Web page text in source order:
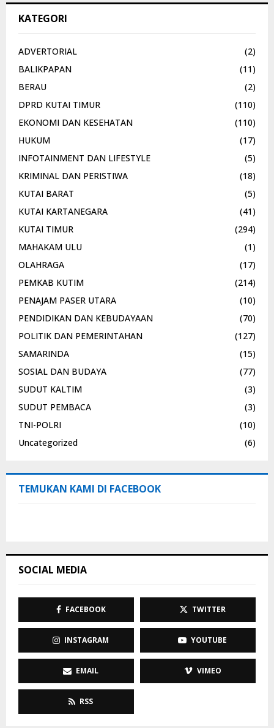
KATEGORI
ADVERTORIAL
(2)
BALIKPAPAN
(11)
BERAU
(2)
DPRD KUTAI TIMUR
(110)
EKONOMI DAN KESEHATAN
(110)
HUKUM
(17)
INFOTAINMENT DAN LIFESTYLE
(5)
KRIMINAL DAN PERISTIWA
(18)
KUTAI BARAT
(5)
KUTAI KARTANEGARA
(41)
KUTAI TIMUR
(294)
MAHAKAM ULU
(1)
OLAHRAGA
(17)
PEMKAB KUTIM
(214)
PENAJAM PASER UTARA
(10)
PENDIDIKAN DAN KEBUDAYAAN
(70)
POLITIK DAN PEMERINTAHAN
(127)
SAMARINDA
(15)
SOSIAL DAN BUDAYA
(77)
SUDUT KALTIM
(3)
SUDUT PEMBACA
(3)
TNI-POLRI
(10)
Uncategorized
(6)
TEMUKAN KAMI DI FACEBOOK
SOCIAL MEDIA
FACEBOOK TWITTER
INSTAGRAM YOUTUBE
EMAIL VIMEO
RSS